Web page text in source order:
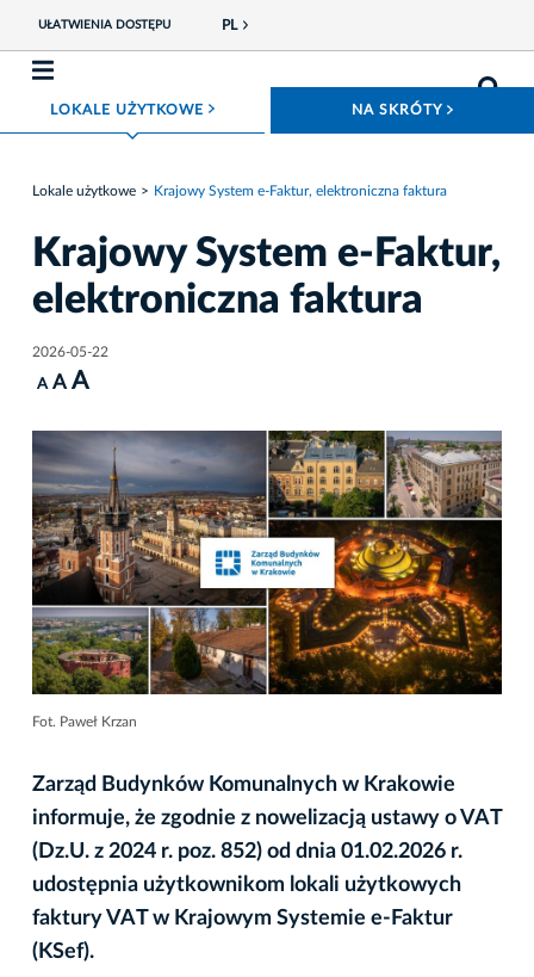
UŁATWIENIA DOSTĘPU PL
LOKALE UŻYTKOWE ROZWIŃ MENU NA SKRÓTY
Lokale użytkowe Krajowy System e-Faktur, elektroniczna faktura
Krajowy System e-Faktur,
elektroniczna faktura
2026-05-22
A A A
Fot. Paweł Krzan
Zarząd Budynków Komunalnych w Krakowie
informuje, że zgodnie z nowelizacją ustawy o VAT
(Dz.U. z 2024 r. poz. 852) od dnia 01.02.2026 r.
udostępnia użytkownikom lokali użytkowych
faktury VAT w Krajowym Systemie e-Faktur
(KSef).